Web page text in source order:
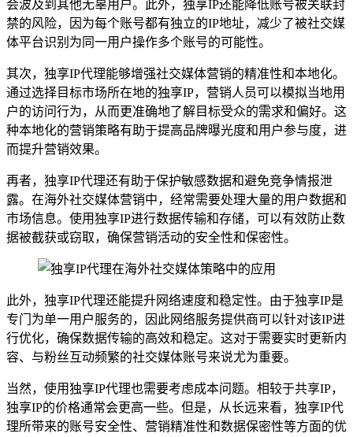
会波及到其他无辜用户。此外，独享IP还能降低账号被关联封
禁的风险，因为每个账号都有独立的IP地址，减少了被社交媒
体平台识别为同一用户操作多个账号的可能性。
其次，独享IP代理能够增强社交媒体营销的精准性和本地化。
通过选择目标市场所在地的独享IP，营销人员可以模拟当地用
户的访问行为，从而更准确地了解目标受众的需求和偏好。这
种本地化的营销策略有助于提高品牌曝光度和用户参与度，进
而提升营销效果。
再者，独享IP代理还有助于保护敏感数据和避免竞争情报泄
露。在海外社交媒体营销中，经常需要处理大量的用户数据和
市场信息。使用独享IP进行数据传输和存储，可以有效防止数
据被截获或窃取，确保营销活动的安全性和保密性。
此外，独享IP代理还能提升网络速度和稳定性。由于独享IP是
专门为单一用户服务的，因此网络服务提供商可以针对该IP进
行优化，确保数据传输的高效和稳定。这对于需要实时更新内
容、与粉丝互动频繁的社交媒体账号来说尤为重要。
当然，使用独享IP代理也需要考虑成本问题。相较于共享IP，
独享IP的价格通常会更高一些。但是，从长远来看，独享IP代
理所带来的账号安全性、营销精准性和数据保密性等方面的优